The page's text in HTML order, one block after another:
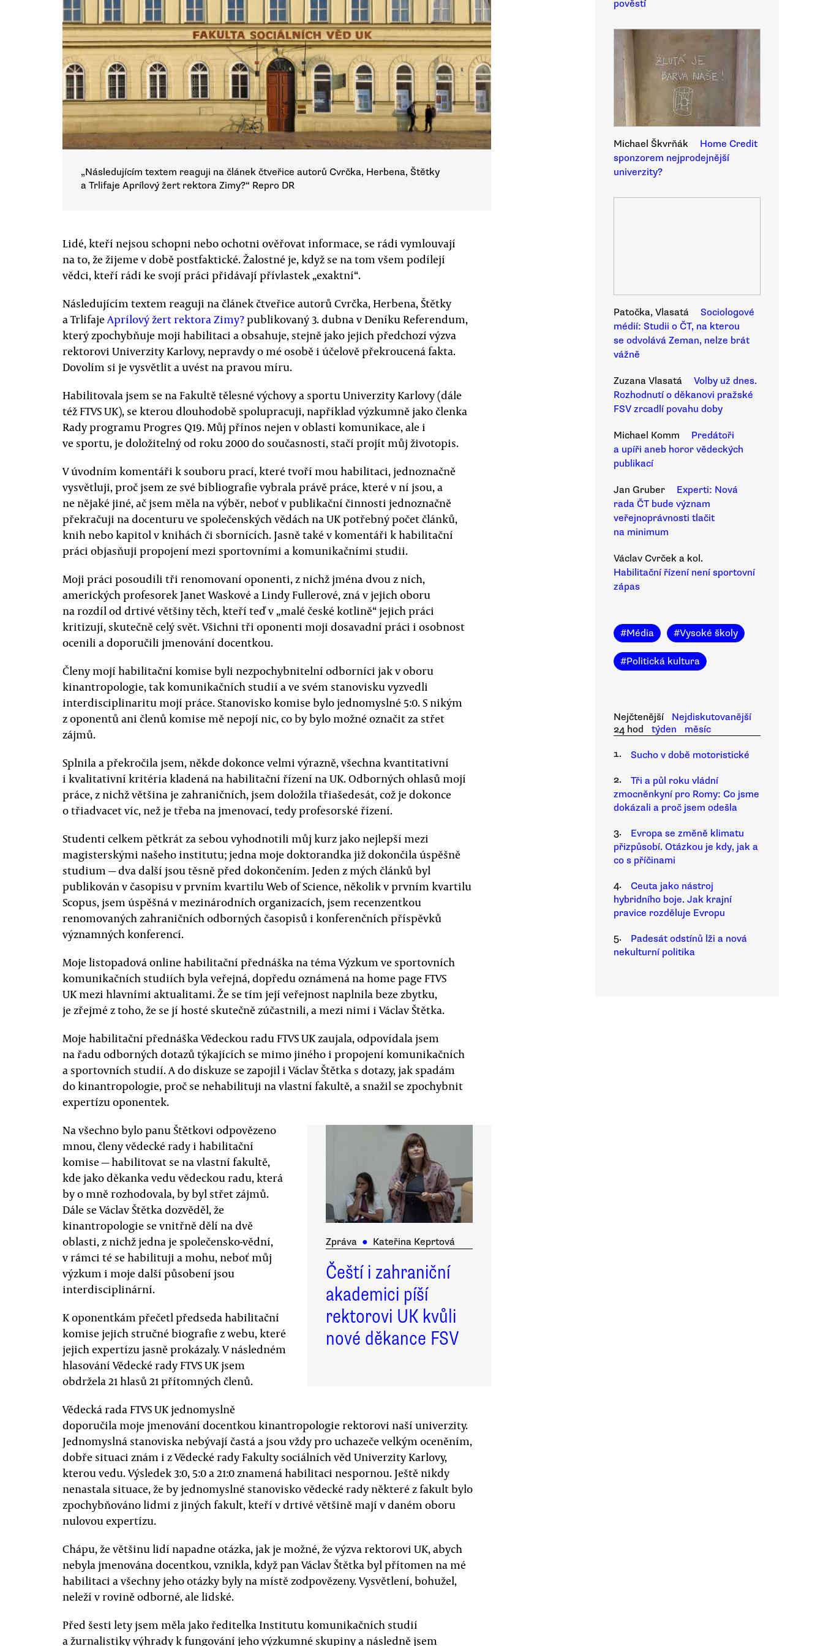
„Následujícím textem reaguji na článek čtveřice autorů Cvrčka, Herbena, Štětky
a Trlifaje Aprílový žert rektora Zimy?“ Repro DR
Lidé, kteří nejsou schopni nebo ochotni ověřovat informace, se rádi vymlouvají
na to, že žijeme v době postfaktické. Žalostné je, když se na tom všem podílejí
vědci, kteří rádi ke svojí práci přidávají přívlastek „exaktní“.
Následujícím textem reaguji na článek čtveřice autorů Cvrčka, Herbena, Štětky
a TrlifajeAprílový žert rektora Zimy?publikovaný 3. dubna v Deníku Referendum,
který zpochybňuje moji habilitaci a obsahuje, stejně jako jejich předchozí výzva
rektorovi Univerzity Karlovy, nepravdy o mé osobě i účelově překroucená fakta.
Dovolím si je vysvětlit a uvést na pravou míru.
Habilitovala jsem se na Fakultě tělesné výchovy a sportu Univerzity Karlovy (dále
též FTVS UK), se kterou dlouhodobě spolupracuji, například výzkumně jako členka
Rady programu Progres Q19. Můj přínos nejen v oblasti komunikace, ale i
ve sportu, je doložitelný od roku 2000 do současnosti, stačí projít můj životopis.
V úvodním komentáři k souboru prací, které tvoří mou habilitaci, jednoznačně
vysvětluji, proč jsem ze své bibliografie vybrala právě práce, které v ní jsou, a
ne nějaké jiné, ač jsem měla na výběr, neboť v publikační činnosti jednoznačně
překračuji na docenturu ve společenských vědách na UK potřebný počet článků,
knih nebo kapitol v knihách či sbornících. Jasně také v komentáři k habilitační
práci objasňuji propojení mezi sportovními a komunikačními studii.
Moji práci posoudili tři renomovaní oponenti, z nichž jména dvou z nich,
amerických profesorek Janet Waskové a Lindy Fullerové, zná v jejich oboru
na rozdíl od drtivé většiny těch, kteří teď v „malé české kotlině“ jejich práci
kritizují, skutečně celý svět. Všichni tři oponenti moji dosavadní práci i osobnost
ocenili a doporučili jmenování docentkou.
Členy mojí habilitační komise byli nezpochybnitelní odborníci jak v oboru
kinantropologie, tak komunikačních studií a ve svém stanovisku vyzvedli
interdisciplinaritu mojí práce. Stanovisko komise bylo jednomyslné 5:0. S nikým
z oponentů ani členů komise mě nepojí nic, co by bylo možné označit za střet
zájmů.
Splnila a překročila jsem, někde dokonce velmi výrazně, všechna kvantitativní
i kvalitativní kritéria kladená na habilitační řízení na UK. Odborných ohlasů mojí
práce, z nichž většina je zahraničních, jsem doložila třiašedesát, což je dokonce
o třiadvacet víc, než je třeba na jmenovací, tedy profesorské řízení.
Studenti celkem pětkrát za sebou vyhodnotili můj kurz jako nejlepší mezi
magisterskými našeho institutu; jedna moje doktorandka již dokončila úspěšně
studium — dva další jsou těsně před dokončením. Jeden z mých článků byl
publikován v časopisu v prvním kvartilu Web of Science, několik v prvním kvartilu
Scopus, jsem úspěšná v mezinárodních organizacích, jsem recenzentkou
renomovaných zahraničních odborných časopisů i konferenčních příspěvků
významných konferencí.
Moje listopadová online habilitační přednáška na téma Výzkum ve sportovních
komunikačních studiích byla veřejná, dopředu oznámená na home page FTVS
UK mezi hlavními aktualitami. Že se tím její veřejnost naplnila beze zbytku,
je zřejmé z toho, že se jí hosté skutečně zúčastnili, a mezi nimi i Václav Štětka.
Moje habilitační přednáška Vědeckou radu FTVS UK zaujala, odpovídala jsem
na řadu odborných dotazů týkajících se mimo jiného i propojení komunikačních
a sportovních studií. A do diskuze se zapojil i Václav Štětka s dotazy, jak spadám
do kinantropologie, proč se nehabilituji na vlastní fakultě, a snažil se zpochybnit
expertízu oponentek.
Zpráva ● Kateřina Keprtová
Čeští i zahraniční
akademici píší
rektorovi UK kvůli
nové děkance FSV
Na všechno bylo panu Štětkovi odpovězeno
mnou, členy vědecké rady i habilitační
komise — habilitovat se na vlastní fakultě,
kde jako děkanka vedu vědeckou radu, která
by o mně rozhodovala, by byl střet zájmů.
Dále se Václav Štětka dozvěděl, že
kinantropologie se vnitřně dělí na dvě
oblasti, z nichž jedna je společensko-vědní,
v rámci té se habilituji a mohu, neboť můj
výzkum i moje další působení jsou
interdisciplinární.
K oponentkám přečetl předseda habilitační
komise jejich stručné biografie z webu, které
jejich expertízu jasně prokázaly. V následném
hlasování Vědecké rady FTVS UK jsem
obdržela 21 hlasů 21 přítomných členů.
Vědecká rada FTVS UK jednomyslně
doporučila moje jmenování docentkou kinantropologie rektorovi naší univerzity.
Jednomyslná stanoviska nebývají častá a jsou vždy pro uchazeče velkým oceněním,
dobře situaci znám i z Vědecké rady Fakulty sociálních věd Univerzity Karlovy,
kterou vedu. Výsledek 3:0, 5:0 a 21:0 znamená habilitaci nespornou. Ještě nikdy
nenastala situace, že by jednomyslné stanovisko vědecké rady některé z fakult bylo
zpochybňováno lidmi z jiných fakult, kteří v drtivé většině mají v daném oboru
nulovou expertízu.
Chápu, že většinu lidí napadne otázka, jak je možné, že výzva rektorovi UK, abych
nebyla jmenována docentkou, vznikla, když pan Václav Štětka byl přítomen na mé
habilitaci a všechny jeho otázky byly na místě zodpovězeny. Vysvětlení, bohužel,
neleží v rovině odborné, ale lidské.
Před šesti lety jsem měla jako ředitelka Institutu komunikačních studií
a žurnalistiky výhrady k fungování jeho výzkumné skupiny a následně jsem
pověstí
Michael Škvrňák
Home Credit
sponzorem nejprodejnější
univerzity?
Patočka, Vlasatá
Sociologové
médií: Studii o ČT, na kterou
se odvolává Zeman, nelze brát
vážně
Zuzana Vlasatá
Volby už dnes.
Rozhodnutí o děkanovi pražské
FSV zrcadlí povahu doby
Michael Komm
Predátoři
a upíři aneb horor vědeckých
publikací
Jan Gruber
Experti: Nová
rada ČT bude význam
veřejnoprávnosti tlačit
na minimum
Václav Cvrček a kol.
Habilitační řízení není sportovní
zápas
#Média #Vysoké školy
#Politická kultura
Nejčtenější
Nejdiskutovanější
24 hod
týden
měsíc
1.
Sucho v době motoristické
2.
Tři a půl roku vládní
zmocněnkyní pro Romy: Co jsme
dokázali a proč jsem odešla
3.
Evropa se změně klimatu
přizpůsobí. Otázkou je kdy, jak a
co s příčinami
4.
Ceuta jako nástroj
hybridního boje. Jak krajní
pravice rozděluje Evropu
5.
Padesát odstínů lži a nová
nekulturní politika